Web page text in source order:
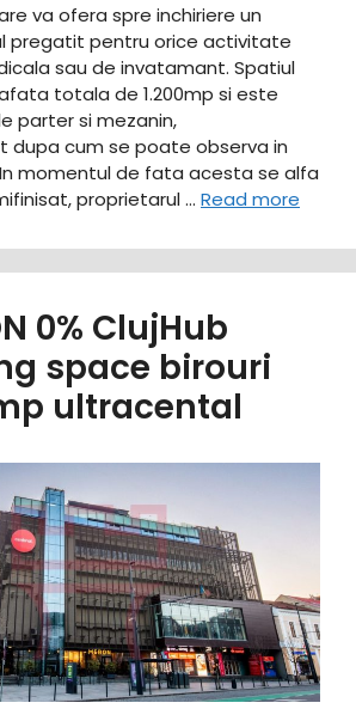
va ofera spre inchiriere un
pregatit pentru orice activitate
sau de invatamant. Spatiul
totala de 1.200mp si este
parter si mezanin,
cum se poate observa in
momentul de fata acesta se alfa
proprietarul … Read more
0% ClujHub
space birouri
ultracental